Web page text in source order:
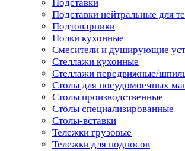
Подставки
Подставки нейтральные для
Подтоварники
Полки кухонные
Смесители и душирующие
Стеллажи кухонные
Стеллажи передвижные/
Столы для посудомоечных
Столы производственные
Столы специализированные
Столы-вставки
Тележки грузовые
Тележки для подносов